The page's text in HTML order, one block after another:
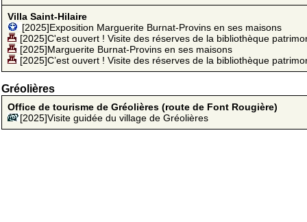
Villa Saint-Hilaire
[2025]Exposition Marguerite Burnat-Provins en ses maisons
[2025]C'est ouvert ! Visite des réserves de la bibliothèque
[2025]Marguerite Burnat-Provins en ses maisons
[2025]C’est ouvert ! Visite des réserves de la bibliothèque
Gréolières
Office de tourisme de Gréolières (route de Font Rougière)
[2025]Visite guidée du village de Gréolières